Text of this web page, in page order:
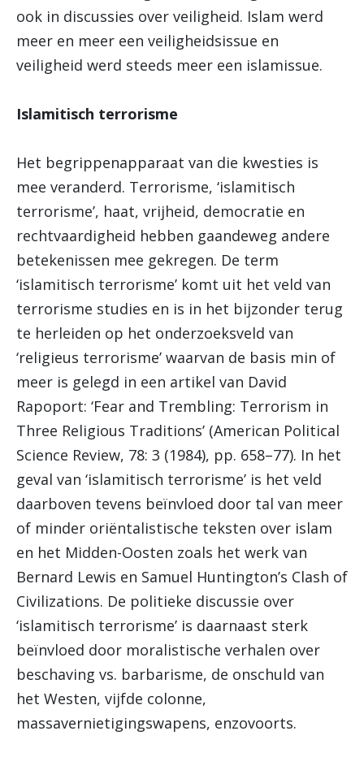
ook in discussies over veiligheid. Islam werd
meer en meer een veiligheidsissue en
veiligheid werd steeds meer een islamissue.
Islamitisch terrorisme
Het begrippenapparaat van die kwesties is
mee veranderd. Terrorisme, ‘islamitisch
terrorisme’, haat, vrijheid, democratie en
rechtvaardigheid hebben gaandeweg andere
betekenissen mee gekregen. De term
‘islamitisch terrorisme’ komt uit het veld van
terrorisme studies en is in het bijzonder terug
te herleiden op het onderzoeksveld van
‘religieus terrorisme’ waarvan de basis min of
meer is gelegd in een artikel van David
Rapoport: ‘Fear and Trembling: Terrorism in
Three Religious Traditions’ (American Political
Science Review, 78: 3 (1984), pp. 658–77). In het
geval van ‘islamitisch terrorisme’ is het veld
daarboven tevens beïnvloed door tal van meer
of minder oriëntalistische teksten over islam
en het Midden-Oosten zoals het werk van
Bernard Lewis en Samuel Huntington’s Clash of
Civilizations. De politieke discussie over
‘islamitisch terrorisme’ is daarnaast sterk
beïnvloed door moralistische verhalen over
beschaving vs. barbarisme, de onschuld van
het Westen, vijfde colonne,
massavernietigingswapens, enzovoorts.